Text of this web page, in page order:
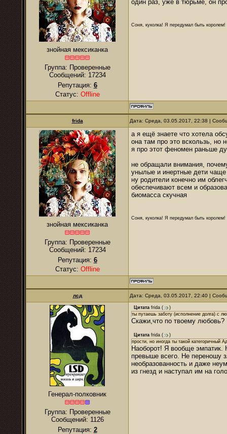
знойная мексиканка
Группа: Проверенные
Сообщений: 17234
Репутация: 6
Статус: Offline
один раз, уже в тюрьме, он
Соня, куколка! Я передумал быть
frida Дата: Среда, 03.05.2017, 22:38 |
знойная мексиканка
Группа: Проверенные
Сообщений: 17234
Репутация: 6
Статус: Offline
а я ещё знаете что хотела
она там про это вскользь, но
я про этот феномен раньше
не обращали внимания,
унылые и инертные дети чаще
ну родители конечно им
обеспечивают всем и
биомасса скучная
Соня, куколка! Я передумал быть
лсд Дата: Среда, 03.05.2017, 22:40 |
Генерал-полковник
Группа: Проверенные
Сообщений: 1126
Репутация: 2
Цитата frida (
)
ты путаешь заботу (исполнение долга) с
Скажи,что по твоему любовь?
Цитата frida (
)
прости, но иногда ты такой
Наоборот! Я вообще эмпатик.
превыше всего. Не переношу
необразованность и даже
из гнезд и наступал им на